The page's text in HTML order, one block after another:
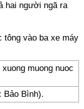
hai người ngã ra
tông vào ba xe máy
Bảo Bình).